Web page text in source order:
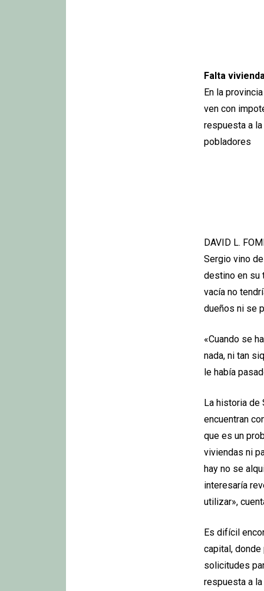
Falta
En la
ven con
respuesta a
pobladores
DAVID L.
Sergio vino
destino en su
vacía no
dueños ni se
«Cuando se
nada, ni tan
le había
La historia de
encuentran
que es un
viviendas ni
hay no se
interesaría
utilizar»,
Es difícil
capital,
solicitudes
respuesta a